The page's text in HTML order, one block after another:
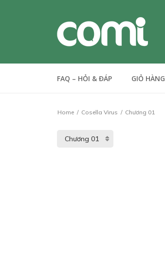
FAQ – HỎI & ĐÁP GIỎ HÀNG
Home Cosella Virus Chương 01